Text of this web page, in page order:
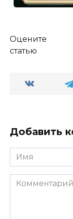
Оцените
статью
Добавить
Имя
Комментарий